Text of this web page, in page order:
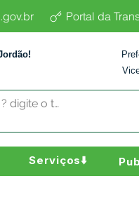
Portal da
Serviços⬇️